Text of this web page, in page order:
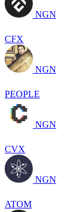
NGN
CFX
NGN
PEOPLE
NGN
CVX
NGN
ATOM